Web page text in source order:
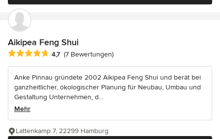
Aikipea Feng Shui
Durchschnittliche Bewertung: 4.7 von 5 Sternen
4,7 (7 Bewertungen)
Anke Pinnau gründete 2002 Aikipea Feng Shui und berät bei
ganzheitlicher, ökologischer Planung für Neubau, Umbau und
Gestaltung Unternehmen, d...
Mehr
Lattenkamp 7, 22299 Hamburg